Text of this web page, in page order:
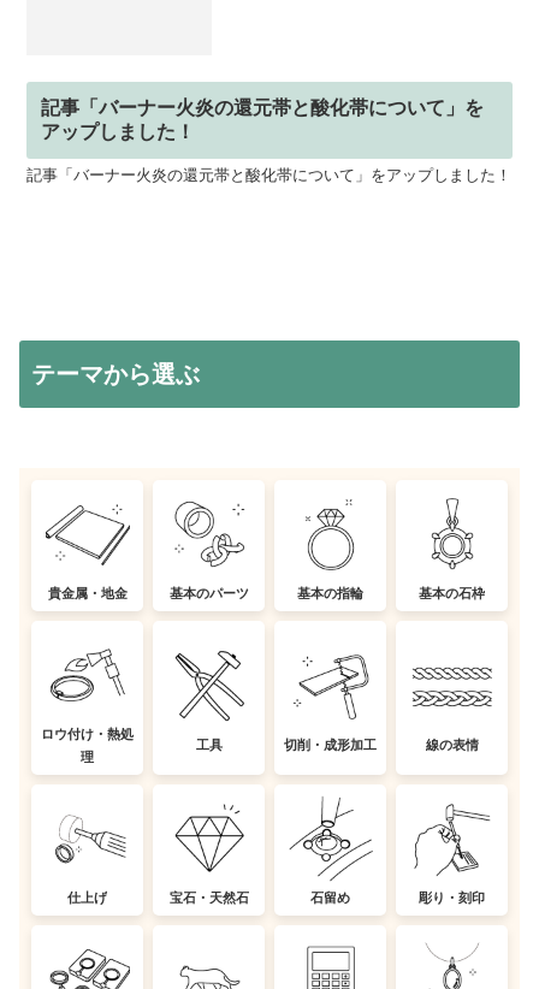
記事「バーナー火炎の還元帯と酸化帯について」を
アップしました！
記事「バーナー火炎の還元帯と酸化帯について」をアップしました！
テーマから選ぶ
貴金属・地金 基本のパーツ 基本の指輪 基本の石枠
ロウ付け・熱処
理
工具 切削・成形加工 線の表情
仕上げ 宝石・天然石 石留め 彫り・刻印